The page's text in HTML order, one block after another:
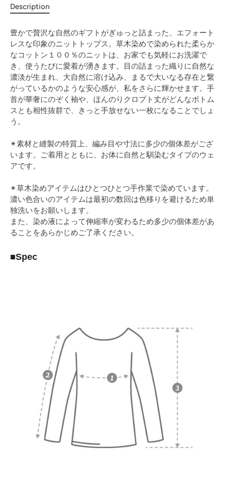
Description
豊かで贅沢な自然のギフトがぎゅっと詰まった、エフォート
レスな印象のニットトップス。草木染めで染められた柔らか
なコットン１００％のニットは、お家でも気軽にお洗濯で
き、使うたびに愛着が湧きます。目の詰まった織りに自然な
濃淡が生まれ、大自然に溶け込み、まるで大いなる存在と繋
がっているかのような安心感が、私をさらに輝かせます。手
首が華奢にのぞく袖や、ほんのりクロプト丈がどんなボトム
スとも相性抜群で、きっと手放せない一枚になることでしょ
う。
✴︎素材と縫製の特質上、編み目や寸法に多少の個体差がござ
います。ご着用とともに、お体に自然と馴染むタイプのウェ
アです。
✴︎草木染めアイテムはひとつひとつ手作業で染めています。
濃い色合いのアイテムは最初の数回は色移りを避けるため単
独洗いをお願いします。
また、染め液によって伸縮率が変わるため多少の個体差があ
ることをあらかじめご了承ください。
■Spec